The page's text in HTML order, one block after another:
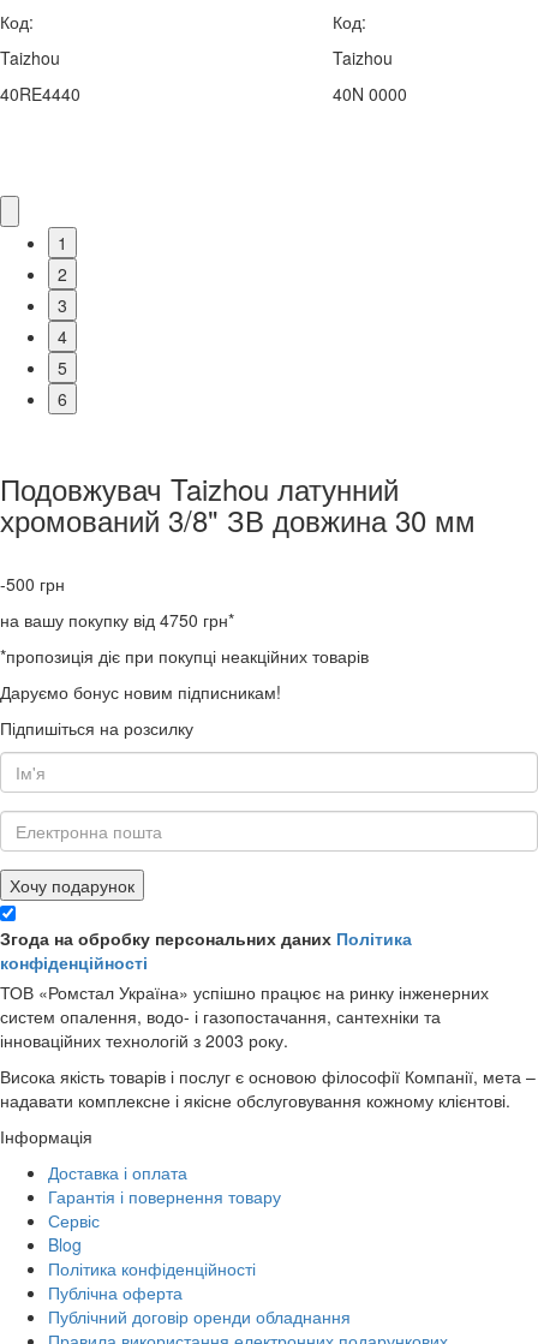
Код:
Taizhou
40RE4440
Код:
Taizhou
40N 0000
1
2
3
4
5
6
Подовжувач Taizhou латунний
хромований 3/8" ЗВ довжина 30 мм
-500 грн
на вашу покупку від 4750 грн*
*пропозиція діє при покупці неакційних товарів
Даруємо бонус новим підписникам!
Підпишіться на розсилку
Хочу подарунок
Згода на обробку персональних даних Політика
конфіденційності
ТОВ «Ромстал Україна» успішно працює на ринку інженерних
систем опалення, водо- і газопостачання, сантехніки та
інноваційних технологій з 2003 року.
Висока якість товарів і послуг є основою філософії Компанії, мета –
надавати комплексне і якісне обслуговування кожному клієнтові.
Інформація
Доставка і оплата
Гарантія і повернення товару
Сервіс
Blog
Політика конфіденційності
Публічна оферта
Публічний договір оренди обладнання